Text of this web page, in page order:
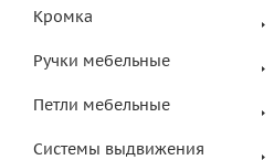
Кромка
Ручки мебельные
Петли мебельные
Системы выдвижения